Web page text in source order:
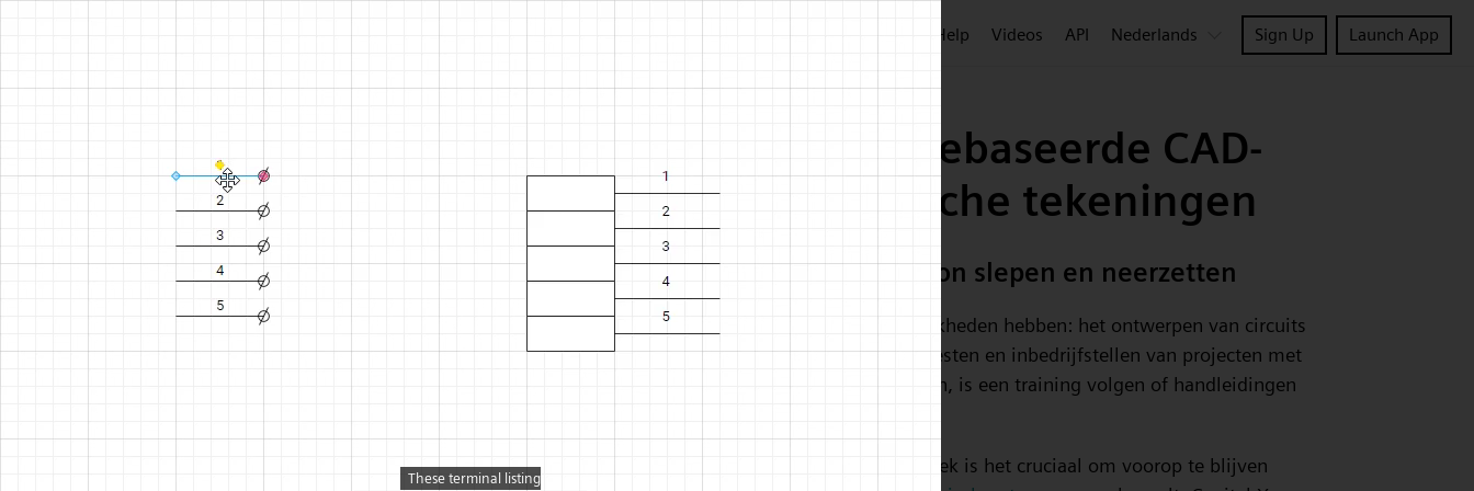
Help Videos API Nederlands Sign Up Launch App
Indrukwekkende voordelen
De voordelen van cloud
Aanzienlijk lagere kosten
On-premise software (offline privacy)
Nieuwe Autowiring die automatisch
Voordelen van cloudgebaseerde CAD-
software voor elektrische tekeningen
Geen installatie en installatie, gewoon slepen en neerzetten
We weten dat elektrotechnici zware verantwoordelijkheden hebben: het ontwerpen van circuits
die veilig zijn en de kosten laag houden, naast het testen en inbedrijfstellen van projecten met
strikte tijdlijnen. Het laatste waar ze tijd voor hebben, is een training volgen of handleidingen
In de snel veranderende wereld van de elektrotechniek is het cruciaal om voorop te blijven
These terminal listing